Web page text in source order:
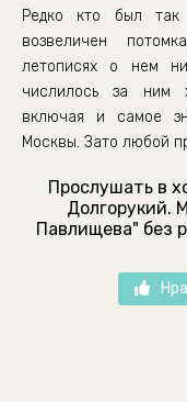
Редко кто был так
возвеличен
летописях о нем
числилось за ним
включая и самое
Москвы. Зато любой
Прослушать в
Долгорукий.
Павлищева" без